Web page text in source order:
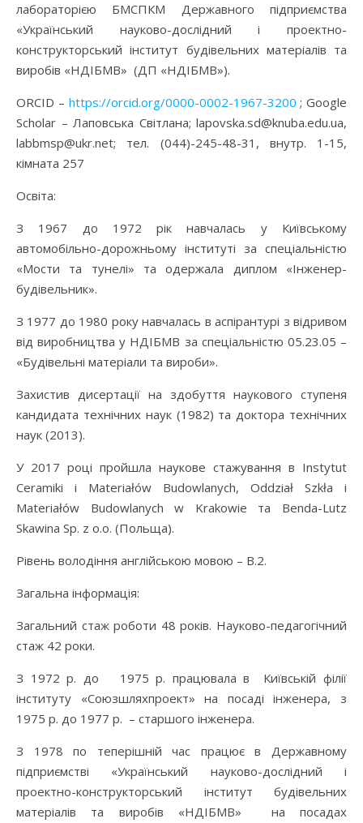
лабораторією БМСПКМ Державного підприємства
«Український науково-дослідний і проектно-
конструкторський інститут будівельних матеріалів та
виробів «НДІБМВ» (ДП «НДІБМВ»).
ORCID – https://orcid.org/0000-0002-1967-3200; Google
Scholar – Лаповська Світлана; lapovska.sd@knuba.edu.ua,
labbmsp@ukr.net; тел. (044)-245-48-31, внутр. 1-15,
кімната 257
Освіта:
З 1967 до 1972 рік навчалась у Київському
автомобільно-дорожньому інституті за спеціальністю
«Мости та тунелі» та одержала диплом «Інженер-
будівельник».
З 1977 до 1980 року навчалась в аспірантурі з відривом
від виробництва у НДІБМВ за спеціальністю 05.23.05 –
«Будівельні матеріали та вироби».
Захистив дисертації на здобуття наукового ступеня
кандидата технічних наук (1982) та доктора технічних
наук (2013).
У 2017 році пройшла наукове стажування в Instytut
Ceramiki i Materiałów Budowlanych, Oddział Szkła i
Materiałów Budowlanych w Krakowie та Benda-Lutz
Skawina Sp. z o.o. (Польща).
Рівень володіння англійською мовою – В.2.
Загальна інформація:
Загальний стаж роботи 48 років. Науково-педагогічний
стаж 42 роки.
З 1972 р. до 1975 р. працювала в Київській філії
інституту «Союзшляхпроект» на посаді інженера, з
1975 р. до 1977 р. – старшого інженера.
З 1978 по теперішній час працює в Державному
підприємстві «Український науково-дослідний і
проектно-конструкторський інститут будівельних
матеріалів та виробів «НДІБМВ» на посадах